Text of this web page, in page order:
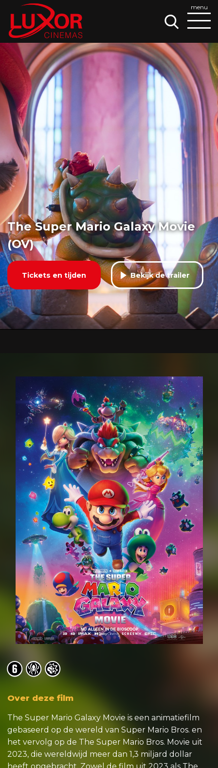
The Super Mario Galaxy Movie
(OV)
Tickets en tijden Bekijk de trailer
o o o
Over deze film
The Super Mario Galaxy Movie is een animatiefilm
gebaseerd op de wereld van Super Mario Bros. en
het vervolg op de The Super Mario Bros. Movie uit
2023, die wereldwijd meer dan 1,3 miljard dollar